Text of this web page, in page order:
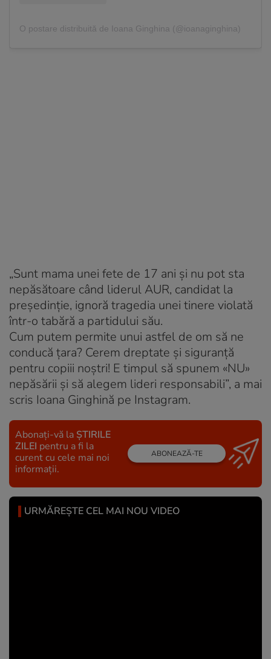
O postare distribuită de Ioana Ginghina (@ioanaginghina)
„Sunt mama unei fete de 17 ani și nu pot sta
nepăsătoare când liderul AUR, candidat la
președinție, ignoră tragedia unei tinere violată
într-o tabără a partidului său.
Cum putem permite unui astfel de om să ne
conducă țara? Cerem dreptate și siguranță
pentru copiii noștri! E timpul să spunem «NU»
nepăsării și să alegem lideri responsabili”, a mai
scris Ioana Ginghină pe Instagram.
Abonați-vă la ȘTIRILE
ZILEI pentru a fi la
curent cu cele mai noi
informații.
ABONEAZĂ-TE
URMĂREȘTE CEL MAI NOU VIDEO